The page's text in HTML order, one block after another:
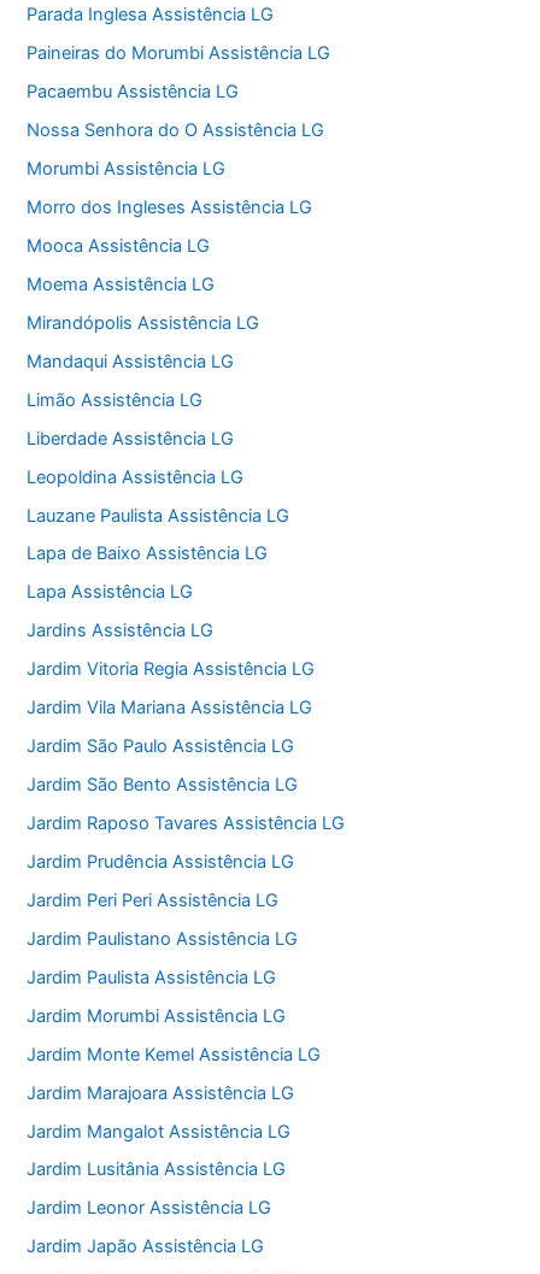
Parada Inglesa Assistência LG
Paineiras do Morumbi Assistência LG
Pacaembu Assistência LG
Nossa Senhora do O Assistência LG
Morumbi Assistência LG
Morro dos Ingleses Assistência LG
Mooca Assistência LG
Moema Assistência LG
Mirandópolis Assistência LG
Mandaqui Assistência LG
Limão Assistência LG
Liberdade Assistência LG
Leopoldina Assistência LG
Lauzane Paulista Assistência LG
Lapa de Baixo Assistência LG
Lapa Assistência LG
Jardins Assistência LG
Jardim Vitoria Regia Assistência LG
Jardim Vila Mariana Assistência LG
Jardim São Paulo Assistência LG
Jardim São Bento Assistência LG
Jardim Raposo Tavares Assistência LG
Jardim Prudência Assistência LG
Jardim Peri Peri Assistência LG
Jardim Paulistano Assistência LG
Jardim Paulista Assistência LG
Jardim Morumbi Assistência LG
Jardim Monte Kemel Assistência LG
Jardim Marajoara Assistência LG
Jardim Mangalot Assistência LG
Jardim Lusitânia Assistência LG
Jardim Leonor Assistência LG
Jardim Japão Assistência LG